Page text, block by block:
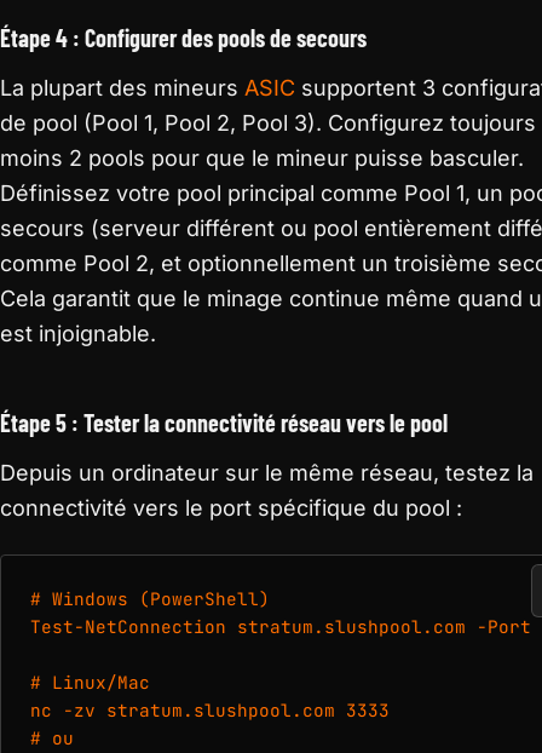
Étape 4 : Configurer des pools de secours
La plupart des mineurs ASIC supportent 3
de pool (Pool 1, Pool 2, Pool 3). Configurez toujours
moins 2 pools pour que le mineur puisse basculer.
Définissez votre pool principal comme Pool 1, un
secours (serveur différent ou pool entièrement
comme Pool 2, et optionnellement un troisième
Cela garantit que le minage continue même quand
est injoignable.
Étape 5 : Tester la connectivité réseau vers le pool
Depuis un ordinateur sur le même réseau, testez la
connectivité vers le port spécifique du pool :
# Windows (PowerShell)
Test-NetConnection stratum.slushpool.com -Port
# Linux/Mac
nc -zv stratum.slushpool.com 3333
# ou